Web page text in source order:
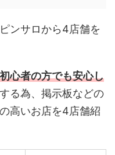
ンサロから4店舗を
初心者の方でも安心し
する為、掲示板などの
高いお店を4店舗紹